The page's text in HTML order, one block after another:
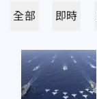
全部 即時